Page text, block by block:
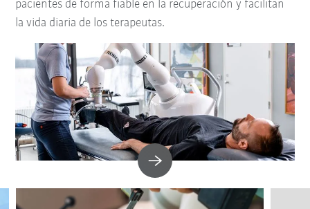
pacientes de forma fiable en la recuperación y facilitan
la vida diaria de los terapeutas.